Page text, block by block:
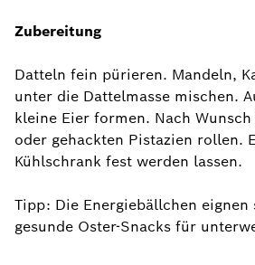
Zubereitung
Datteln fein pürieren. Mandeln,
unter die Dattelmasse mischen.
kleine Eier formen. Nach
oder gehackten Pistazien rollen.
Kühlschrank fest werden lassen.
Tipp: Die Energiebällchen
gesunde Oster-Snacks für